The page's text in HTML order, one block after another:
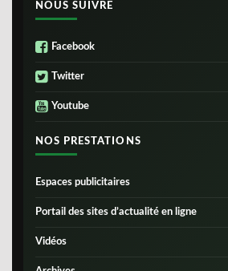
NOUS SUIVRE
Facebook
Twitter
Youtube
NOS PRESTATIONS
Espaces publicitaires
Portail des sites d’actualité en ligne
Vidéos